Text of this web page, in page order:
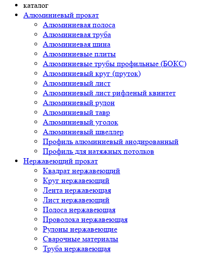
каталог
Алюминиевый прокат
Алюминиевая полоса
Алюминиевая труба
Алюминиевая шина
Алюминиевые плиты
Алюминиевые трубы профильные (БОКС)
Алюминиевый круг (пруток)
Алюминиевый лист
Алюминиевый лист рифленый квинтет
Алюминиевый рулон
Алюминиевый тавр
Алюминиевый уголок
Алюминиевый швеллер
Профиль алюминиевый анодированный
Профиль для натяжных потолков
Нержавеющий прокат
Квадрат нержавеющий
Круг нержавеющий
Лента нержавеющая
Лист нержавеющий
Полоса нержавеющая
Проволока нержавеющая
Рулоны нержавеющие
Сварочные материалы
Труба нержавеющая